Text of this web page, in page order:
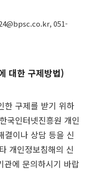
051-
대한 구제방법)
한 구제를 받기 위하
국인터넷진흥원 개인
결이나 상담 등을 신
개인정보침해의 신
관에 문의하시기 바랍